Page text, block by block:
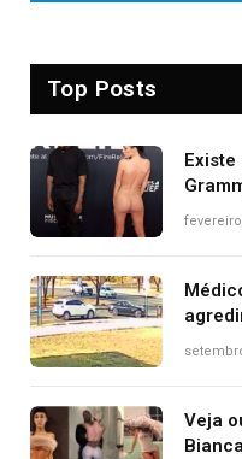
Top Posts
após
fevereiro
Veja